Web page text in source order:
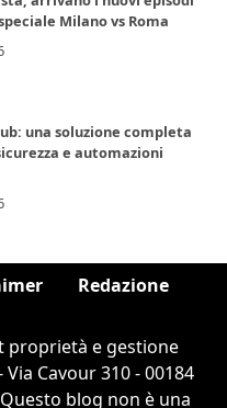
Milano vs Roma
una soluzione completa
e automazioni
Redazione
proprietà e gestione
Cavour 310 - 00184
Questo blog non è una